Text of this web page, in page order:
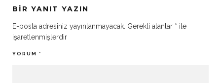
BIR YANIT YAZIN
E-posta adresiniz yayınlanmayacak. Gerekli alanlar * ile
işaretlenmişlerdir
YORUM *